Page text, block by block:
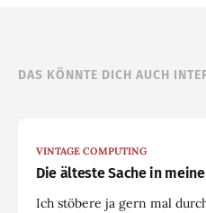
DAS KÖNNTE DICH AUCH
VINTAGE COMPUTING
Die älteste Sache in
Ich stöbere ja gern mal